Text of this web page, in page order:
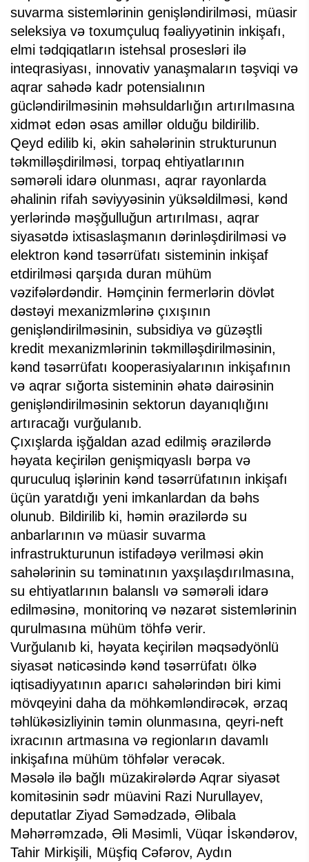
suvarma sistemlərinin genişləndirilməsi, müasir
seleksiya və toxumçuluq fəaliyyətinin inkişafı,
elmi tədqiqatların istehsal prosesləri ilə
inteqrasiyası, innovativ yanaşmaların təşviqi və
aqrar sahədə kadr potensialının
gücləndirilməsinin məhsuldarlığın artırılmasına
xidmət edən əsas amillər olduğu bildirilib.
Qeyd edilib ki, əkin sahələrinin strukturunun
təkmilləşdirilməsi, torpaq ehtiyatlarının
səmərəli idarə olunması, aqrar rayonlarda
əhalinin rifah səviyyəsinin yüksəldilməsi, kənd
yerlərində məşğulluğun artırılması, aqrar
siyasətdə ixtisaslaşmanın dərinləşdirilməsi və
elektron kənd təsərrüfatı sisteminin inkişaf
etdirilməsi qarşıda duran mühüm
vəzifələrdəndir. Həmçinin fermerlərin dövlət
dəstəyi mexanizmlərinə çıxışının
genişləndirilməsinin, subsidiya və güzəştli
kredit mexanizmlərinin təkmilləşdirilməsinin,
kənd təsərrüfatı kooperasiyalarının inkişafının
və aqrar sığorta sisteminin əhatə dairəsinin
genişləndirilməsinin sektorun dayanıqlığını
artıracağı vurğulanıb.
Çıxışlarda işğaldan azad edilmiş ərazilərdə
həyata keçirilən genişmiqyaslı bərpa və
quruculuq işlərinin kənd təsərrüfatının inkişafı
üçün yaratdığı yeni imkanlardan da bəhs
olunub. Bildirilib ki, həmin ərazilərdə su
anbarlarının və müasir suvarma
infrastrukturunun istifadəyə verilməsi əkin
sahələrinin su təminatının yaxşılaşdırılmasına,
su ehtiyatlarının balanslı və səmərəli idarə
edilməsinə, monitorinq və nəzarət sistemlərinin
qurulmasına mühüm töhfə verir.
Vurğulanıb ki, həyata keçirilən məqsədyönlü
siyasət nəticəsində kənd təsərrüfatı ölkə
iqtisadiyyatının aparıcı sahələrindən biri kimi
mövqeyini daha da möhkəmləndirəcək, ərzaq
təhlükəsizliyinin təmin olunmasına, qeyri-neft
ixracının artmasına və regionların davamlı
inkişafına mühüm töhfələr verəcək.
Məsələ ilə bağlı müzakirələrdə Aqrar siyasət
komitəsinin sədr müavini Razi Nurullayev,
deputatlar Ziyad Səmədzadə, Əlibala
Məhərrəmzadə, Əli Məsimli, Vüqar İskəndərov,
Tahir Mirkişili, Müşfiq Cəfərov, Aydın